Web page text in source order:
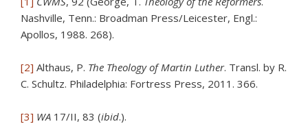
Nashville, Tenn.: Broadman Press/Leicester, Engl.:
Apollos, 1988. 268).
[2] Althaus, P. The Theology of Martin Luther. Transl. by R.
C. Schultz. Philadelphia: Fortress Press, 2011. 366.
[3] WA 17/II, 83 (ibid.).